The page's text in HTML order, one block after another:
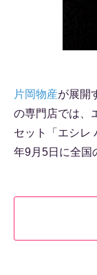
片岡物産が展開
の専門店では、
セット「エシレ
年9月5日に全国